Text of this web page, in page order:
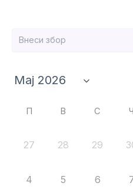
П В С Ч
27 28 29
4 5 6